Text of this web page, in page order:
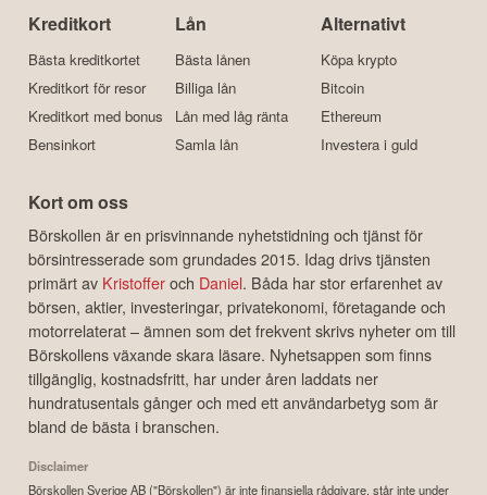
Kreditkort
Bästa kreditkortet
Kreditkort för resor
Kreditkort med bonus
Bensinkort
Lån
Bästa lånen
Billiga lån
Lån med låg ränta
Samla lån
Alternativt
Köpa krypto
Bitcoin
Ethereum
Investera i guld
Kort om oss
Börskollen är en prisvinnande nyhetstidning och tjänst för
börsintresserade som grundades 2015. Idag drivs tjänsten
primärt av Kristofferoch Daniel. Båda har stor erfarenhet av
börsen, aktier, investeringar, privatekonomi, företagande och
motorrelaterat – ämnen som det frekvent skrivs nyheter om till
Börskollens växande skara läsare. Nyhetsappen som finns
tillgänglig, kostnadsfritt, har under åren laddats ner
hundratusentals gånger och med ett användarbetyg som är
bland de bästa i branschen.
Disclaimer
Börskollen Sverige AB ("Börskollen") är inte finansiella rådgivare, står inte under